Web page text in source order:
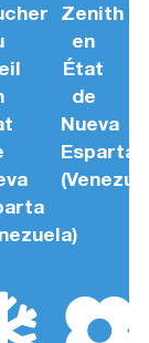
Zenith
en
État
de
Nueva
Esparta